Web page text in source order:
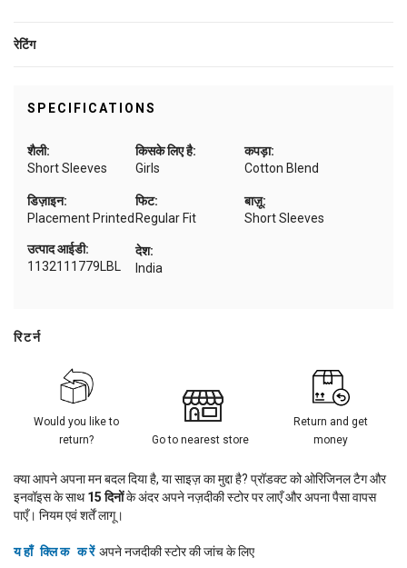
रेटिंग
SPECIFICATIONS
शैली:
Short Sleeves
किसके लिए है:
Girls
कपड़ा:
Cotton Blend
डिज़ाइन:
Placement Printed
फिट:
Regular Fit
बाज़ू:
Short Sleeves
देश:
India
उत्पाद आईडी:
1132111779LBL
रिटर्न
Would you like to
return?
Go to nearest store
Return and get
money
क्या आपने अपना मन बदल दिया है, या साइज़ का मुद्दा है? प्रॉडक्ट को ओरिजिनल टैग और
इनवॉइस के साथ15 दिनोंके अंदर अपने नज़दीकी स्टोर पर लाएँ और अपना पैसा वापस
पाएँ। नियम एवं शर्तें लागू।
यहाँ क्लिक करें अपने नजदीकी स्टोर की जांच के लिए